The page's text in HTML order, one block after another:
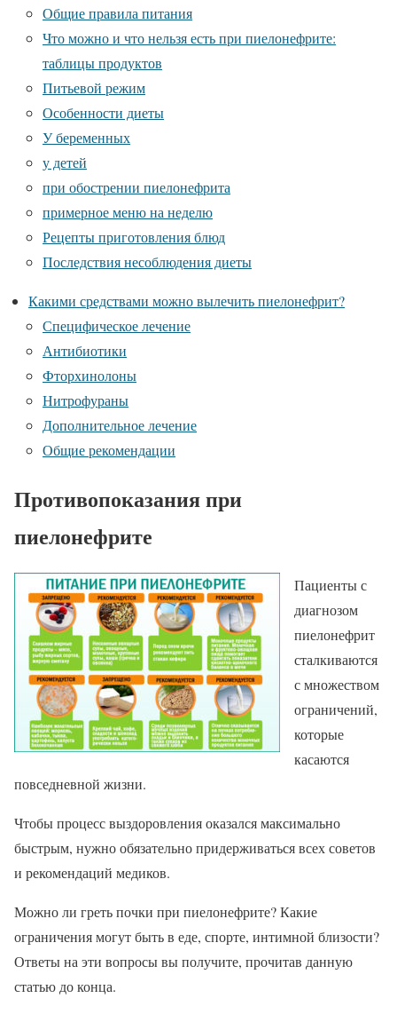
Общие правила питания
Что можно и что нельзя есть при пиелонефрите:
таблицы продуктов
Питьевой режим
Особенности диеты
У беременных
у детей
при обострении пиелонефрита
примерное меню на неделю
Рецепты приготовления блюд
Последствия несоблюдения диеты
Какими средствами можно вылечить пиелонефрит?
Специфическое лечение
Антибиотики
Фторхинолоны
Нитрофураны
Дополнительное лечение
Общие рекомендации
Противопоказания при
пиелонефрите
Пациенты с
диагнозом
пиелонефрит
сталкиваются
с множеством
ограничений,
которые
касаются
повседневной жизни.
Чтобы процесс выздоровления оказался максимально
быстрым, нужно обязательно придерживаться всех советов
и рекомендаций медиков.
Можно ли греть почки при пиелонефрите? Какие
ограничения могут быть в еде, спорте, интимной близости?
Ответы на эти вопросы вы получите, прочитав данную
статью до конца.